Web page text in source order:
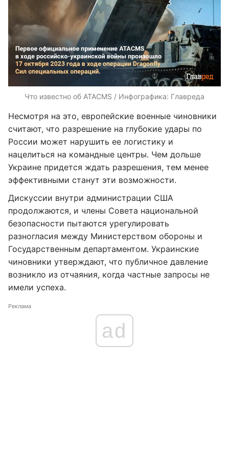
Что известно об ATACMS / Инфографика: Главреда
Несмотря на это, европейские военные чиновники
считают, что разрешение на глубокие удары по
России может нарушить ее логистику и
нацелиться на командные центры. Чем дольше
Украине придется ждать разрешения, тем менее
эффективными станут эти возможности.
Дискуссии внутри администрации США
продолжаются, и члены Совета национальной
безопасности пытаются урегулировать
разногласия между Министерством обороны и
Государственным департаментом. Украинские
чиновники утверждают, что публичное давление
возникло из отчаяния, когда частные запросы не
имели успеха.
Реклама
ad